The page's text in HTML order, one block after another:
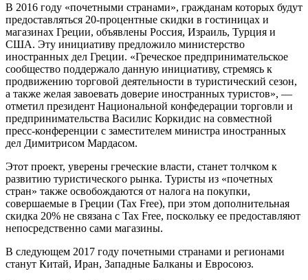
В 2016 году «почетными странами», гражданам которых будут
предоставляться 20-процентные скидки в гостиницах и
магазинах Греции, объявлены Россия, Израиль, Турция и
США. Эту инициативу предложило министерство
иностранных дел Греции. «Греческое предпринимательское
сообщество поддержало данную инициативу, стремясь к
продвижению торговой деятельности в туристический сезон,
а также желая завоевать доверие иностранных туристов», —
отметил президент Национальной конфедерации торговли и
предпринимательства Василис Коркидис на совместной
пресс-конференции с заместителем министра иностранных
дел Димитрисом Мардасом.
Этот проект, уверены греческие власти, станет толчком к
развитию туристического рынка. Туристы из «почетных
стран» также освобождаются от налога на покупки,
совершаемые в Греции (Tax Free), при этом дополнительная
скидка 20% не связана с Tax Free, поскольку ее предоставляют
непосредственно сами магазины.
В следующем 2017 году почетными странами и регионами
станут Китай, Иран, Западные Балканы и Евросоюз.